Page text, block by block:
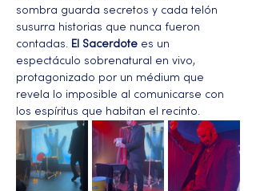
sombra guarda secretos y cada telón
susurra historias que nunca fueron
contadas.
El Sacerdote es un
espectáculo sobrenatural en vivo,
protagonizado por un médium que
revela lo imposible al comunicarse con
los espíritus que habitan el recinto.